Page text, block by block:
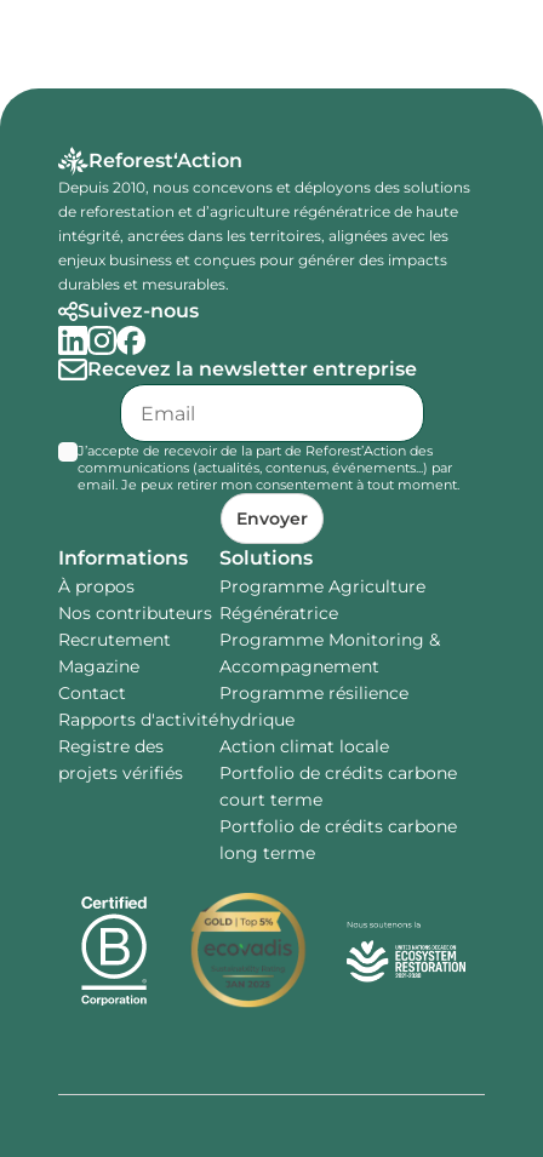
Reforest‘Action
Depuis 2010, nous concevons et déployons des solutions
de reforestation et d’agriculture régénératrice de haute
intégrité, ancrées dans les territoires, alignées avec les
enjeux business et conçues pour générer des impacts
durables et mesurables.
Suivez-nous
Recevez la newsletter entreprise
J’accepte de recevoir de la part de Reforest’Action des
communications (actualités, contenus, événements...) par
email. Je peux retirer mon consentement à tout moment.
Envoyer
Informations
À propos
Nos contributeurs
Recrutement
Magazine
Contact
Rapports d'activité
Registre des
projets vérifiés
Solutions
Programme Agriculture
Régénératrice
Programme Monitoring &
Accompagnement
Programme résilience
hydrique
Action climat locale
Portfolio de crédits carbone
court terme
Portfolio de crédits carbone
long terme